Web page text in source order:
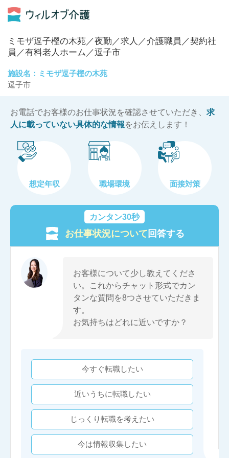
ミモザ逗子樫の木苑／夜勤／求人／介護職員／契約社
員／有料老人ホーム／逗子市
施設名：ミモザ逗子樫の木苑
逗子市
お電話でお客様のお仕事状況を確認させていただき、 求
人に載っていない具体的な情報をお伝えします！
想定年収 職場環境 面接対策
カンタン30秒
お仕事状況について回答する
お客様について少し教えてくださ
い。これからチャット形式でカン
タンな質問を8つさせていただきま
す。
お気持ちはどれに近いですか？
今すぐ転職したい
近いうちに転職したい
じっくり転職を考えたい
今は情報収集したい